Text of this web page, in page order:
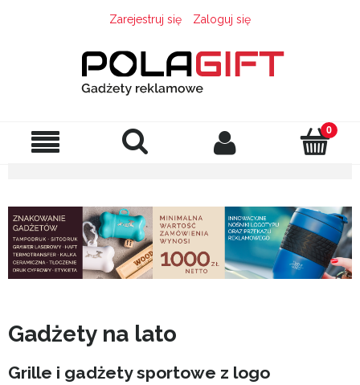
Zarejestruj się Zaloguj się
Gadżety na lato
Grille i gadżety sportowe z logo